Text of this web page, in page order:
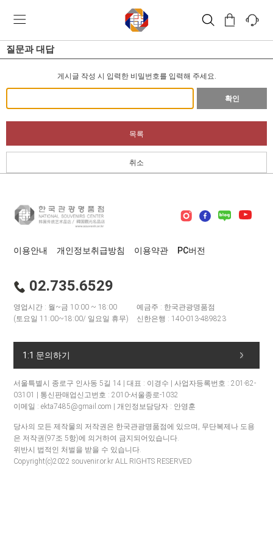
질문과 대답
게시글 작성 시 입력한 비밀번호를 입력해 주세요.
확인
목록
취소
이용안내 개인정보취급방침 이용약관 PC버전
02.735.6529
영업시간 : 월~금 10:00 ~ 18:00
(토요일 11:00~18:00/ 일요일 휴무)
예금주 : 한국관광명품점
신한은행 : 140-013-489823
1:1 문의하기
서울특별시 종로구 인사동 5길 14 | 대표 : 이경수 | 사업자등록번호 : 201-82-
03101 | 통신판매업신고번호 : 2010-서울종로-1032
이메일 : ekta7485@gmail.com | 개인정보담당자 : 안영훈
당사의 모든 제작물의 저작권은 한국관광명품점에 있으며, 무단복제나 도용
은 저작권(97조 5항)에 의거하여 금지되어있습니다.
위반시 법적인 처벌을 받을 수 있습니다.
Copyright(c)2022 souvenir.or.kr ALL RIGHTS RESERVED